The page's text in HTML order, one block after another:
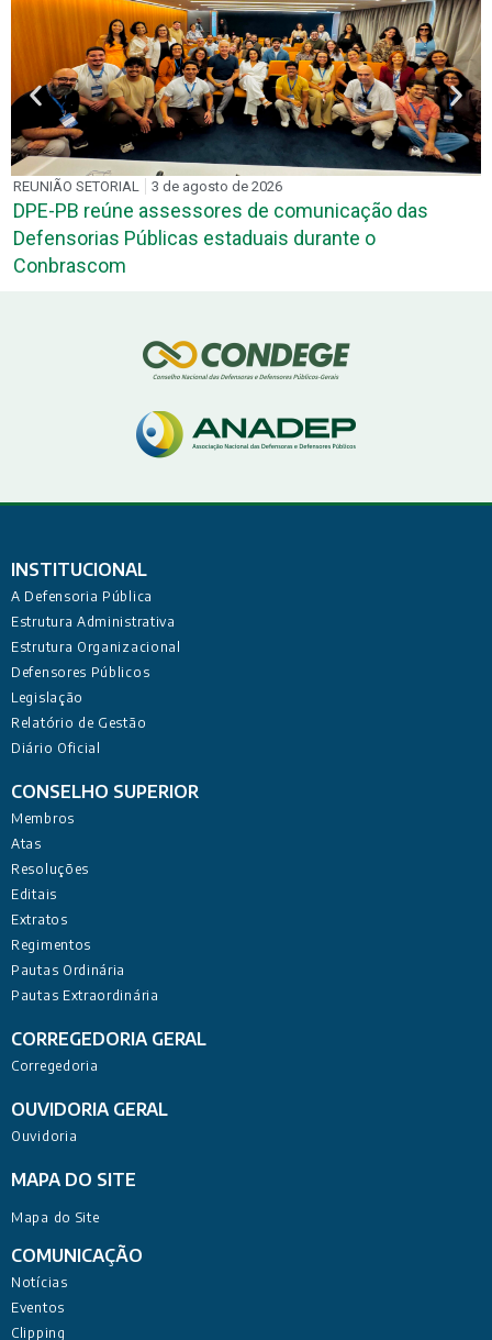
REUNIÃO SETORIAL 3 de agosto de 2026
DPE-PB reúne assessores de comunicação das
Defensorias Públicas estaduais durante o
Conbrascom
INSTITUCIONAL
A Defensoria Pública
Estrutura Administrativa
Estrutura Organizacional
Defensores Públicos
Legislação
Relatório de Gestão
Diário Oficial
CONSELHO SUPERIOR
Membros
Atas
Resoluções
Editais
Extratos
Regimentos
Pautas Ordinária
Pautas Extraordinária
CORREGEDORIA GERAL
Corregedoria
OUVIDORIA GERAL
Ouvidoria
MAPA DO SITE
Mapa do Site
COMUNICAÇÃO
Notícias
Eventos
Clipping